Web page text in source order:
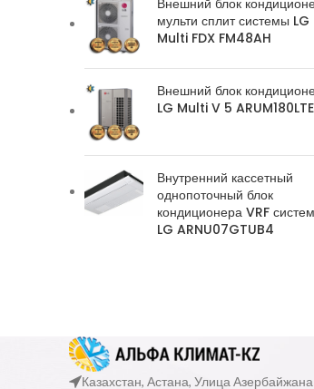
Внешний блок
мульти сплит системы LG
Multi FDX FM48AH
Внешний блок
LG Multi V 5
Внутренний кассетный
однопоточный блок
кондиционера VRF
LG ARNU07GTUB4
Казахстан, Астана, Улица